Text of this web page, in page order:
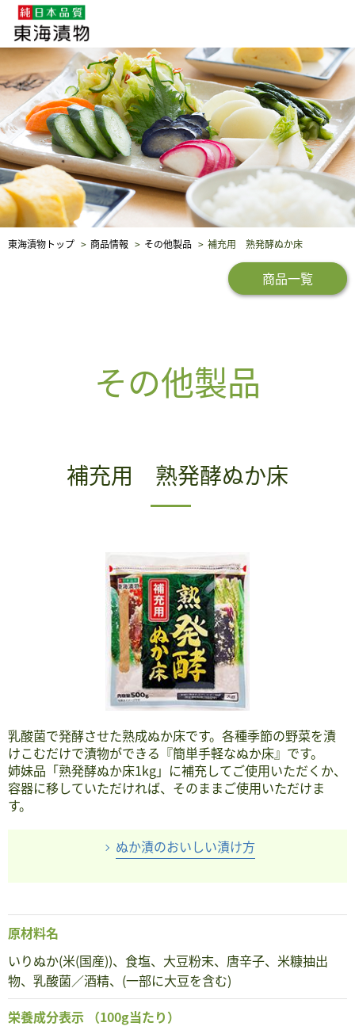
企業・採用情報 社会貢献 品質保証
東海漬物トップ 商品情報 その他製品 補充用 熟発酵ぬか床
商品一覧
その他製品
補充用 熟発酵ぬか床
乳酸菌で発酵させた熟成ぬか床です。各種季節の野菜を漬
けこむだけで漬物ができる『簡単手軽なぬか床』です。
姉妹品「熟発酵ぬか床1kg」に補充してご使用いただくか、
容器に移していただければ、そのままご使用いただけま
す。
ぬか漬のおいしい漬け方
原材料名
いりぬか(米(国産))、食塩、大豆粉末、唐辛子、米糠抽出
物、乳酸菌／酒精、(一部に大豆を含む)
栄養成分表示 （100g当たり）